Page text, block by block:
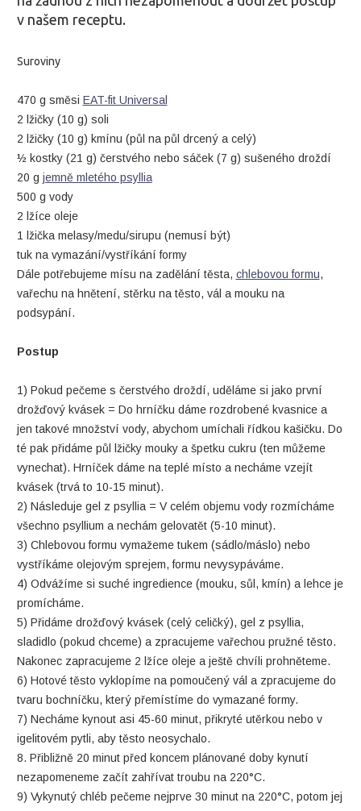
v našem receptu.
Suroviny
470 g směsi EAT-fit Universal
2 lžičky (10 g) soli
2 lžičky (10 g) kmínu (půl na půl drcený a celý)
½ kostky (21 g) čerstvého nebo sáček (7 g) sušeného droždí
20 g jemně mletého psyllia
500 g vody
2 lžíce oleje
1 lžička melasy/medu/sirupu (nemusí být)
tuk na vymazání/vystříkání formy
Dále potřebujeme mísu na zadělání těsta, chlebovou formu,
vařechu na hnětení, stěrku na těsto, vál a mouku na
podsypání.
Postup
1) Pokud pečeme s čerstvého droždí, uděláme si jako první
drožďový kvásek = Do hrníčku dáme rozdrobené kvasnice a
jen takové množství vody, abychom umíchali řídkou kašičku. Do
té pak přidáme půl lžičky mouky a špetku cukru (ten můžeme
vynechat). Hrníček dáme na teplé místo a necháme vzejít
kvásek (trvá to 10-15 minut).
2) Následuje gel z psyllia = V celém objemu vody rozmícháme
všechno psyllium a nechám gelovatět (5-10 minut).
3) Chlebovou formu vymažeme tukem (sádlo/máslo) nebo
vystříkáme olejovým sprejem, formu nevysypáváme.
4) Odvážíme si suché ingredience (mouku, sůl, kmín) a lehce je
promícháme.
5) Přidáme drožďový kvásek (celý celičký), gel z psyllia,
sladidlo (pokud chceme) a zpracujeme vařechou pružné těsto.
Nakonec zapracujeme 2 lžíce oleje a ještě chvíli prohněteme.
6) Hotové těsto vyklopíme na pomoučený vál a zpracujeme do
tvaru bochníčku, který přemístíme do vymazané formy.
7) Necháme kynout asi 45-60 minut, přikryté utěrkou nebo v
igelitovém pytli, aby těsto neosychalo.
8. Přibližně 20 minut před koncem plánované doby kynutí
nezapomeneme začít zahřívat troubu na 220°C.
9) Vykynutý chléb pečeme nejprve 30 minut na 220°C, potom jej